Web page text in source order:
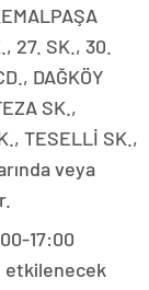
27. SK., 30.
DAĞKÖY
SK.,
TESELLİ SK.,
veya
17:00
etkilenecek